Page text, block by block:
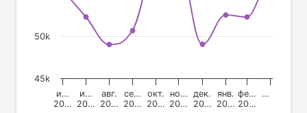
и…
20…
и…
20…
авг.
20…
се…
20…
окт.
20…
но…
20…
дек.
20…
янв.
20…
фе…
20…
…
45k
50k